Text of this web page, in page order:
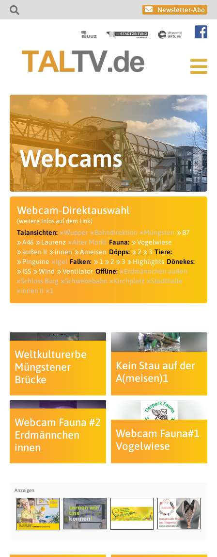
Newsletter-Abo
Webcams
Webcam-Direktauswahl
(weitere Infos auf dem Link)
Talansichten: Wupper Bahndirektion Müngsten
B7
A46
Laurenz Alter Markt Fauna:
Vogelwiese
außen II
innen Ameisen Döpps: 2 3 Tiere:
Pinguine
Igel Falken: 1 2 3 Highlights Dönekes:
ISS
Wind Ventilator Offline:
Erdmännchen außen
Schloss Burg
Schwebebahn Kirchplatz
Stadthalle
innen II
1
Weltkulturerbe
Müngstener
Brücke
Kein Stau auf der
A(meisen)1
Webcam Fauna #2
Erdmännchen
innen
Webcam Fauna#1
Vogelwiese